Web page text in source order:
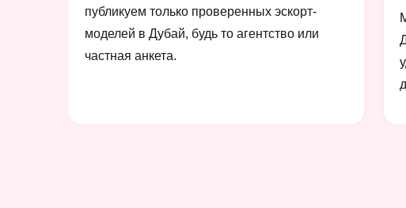
публикуем только проверенных эскорт-
моделей в Дубай, будь то агентство или
частная анкета.